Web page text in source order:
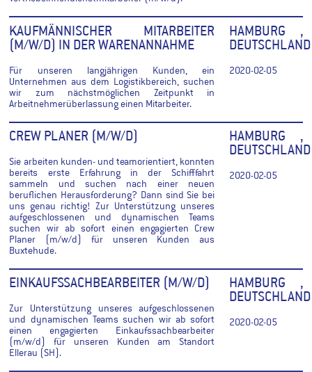
KAUFMÄNNISCHER MITARBEITER
(M/W/D) IN DER WARENANNAHME
Für unseren langjährigen Kunden, ein
Unternehmen aus dem Logistikbereich, suchen
wir zum nächstmöglichen Zeitpunkt in
Arbeitnehmerüberlassung einen Mitarbeiter.
HAMBURG ,
DEUTSCHLAND
2020-02-05
CREW PLANER (M/W/D)
Sie arbeiten kunden- und teamorientiert, konnten
bereits erste Erfahrung in der Schifffahrt
sammeln und suchen nach einer neuen
beruflichen Herausforderung? Dann sind Sie bei
uns genau richtig! Zur Unterstützung unseres
aufgeschlossenen und dynamischen Teams
suchen wir ab sofort einen engagierten Crew
Planer (m/w/d) für unseren Kunden aus
Buxtehude.
HAMBURG ,
DEUTSCHLAND
2020-02-05
EINKAUFSSACHBEARBEITER (M/W/D)
Zur Unterstützung unseres aufgeschlossenen
und dynamischen Teams suchen wir ab sofort
einen engagierten Einkaufssachbearbeiter
(m/w/d) für unseren Kunden am Standort
Ellerau (SH).
HAMBURG ,
DEUTSCHLAND
2020-02-05